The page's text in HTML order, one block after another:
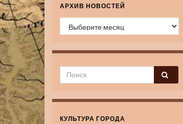
АРХИВ НОВОСТЕЙ
Архив новостей
КУЛЬТУРА ГОРОДА